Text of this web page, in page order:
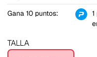
Gana 10 puntos:
TALLA